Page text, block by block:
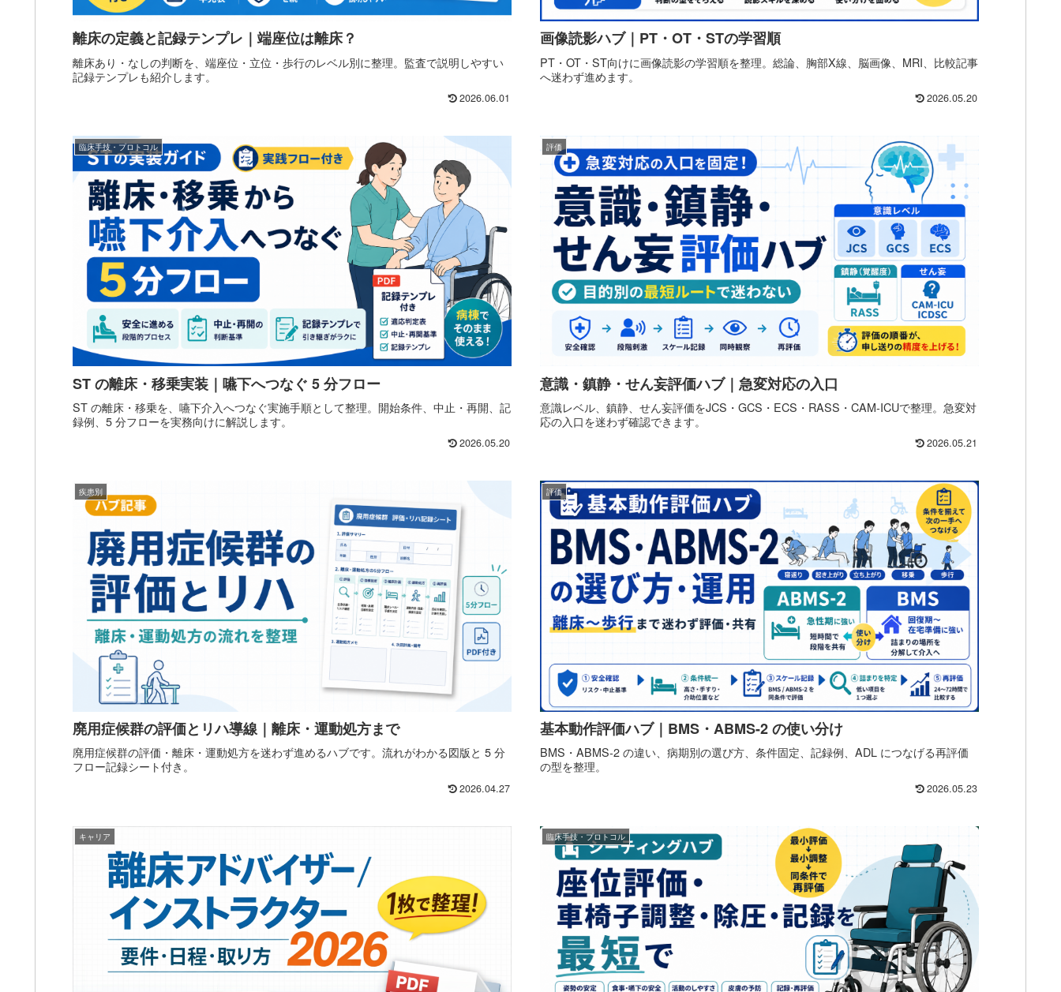
離床の定義と記録テンプレ｜端座位は離床？
離床あり・なしの判断を、端座位・立位・歩行のレベル別に整理。監査で説明しやすい
記録テンプレも紹介します。
2026.06.01
画像読影ハブ｜PT・OT・STの学習順
PT・OT・ST向けに画像読影の学習順を整理。総論、胸部X線、脳画像、MRI、比較記事
へ迷わず進めます。
2026.05.20
臨床手技・プロトコル
ST の離床・移乗実装｜嚥下へつなぐ 5 分フロー
ST の離床・移乗を、嚥下介入へつなぐ実施手順として整理。開始条件、中止・再開、記
録例、5 分フローを実務向けに解説します。
2026.05.20
評価
意識・鎮静・せん妄評価ハブ｜急変対応の入口
意識レベル、鎮静、せん妄評価をJCS・GCS・ECS・RASS・CAM-ICUで整理。急変対
応の入口を迷わず確認できます。
2026.05.21
疾患別
廃用症候群の評価とリハ導線｜離床・運動処方まで
廃用症候群の評価・離床・運動処方を迷わず進めるハブです。流れがわかる図版と 5 分
フロー記録シート付き。
2026.04.27
評価
基本動作評価ハブ｜BMS・ABMS-2 の使い分け
BMS・ABMS-2 の違い、病期別の選び方、条件固定、記録例、ADL につなげる再評価
の型を整理。
2026.05.23
キャリア 臨床手技・プロトコル